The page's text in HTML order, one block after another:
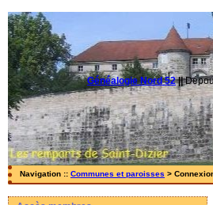
Généalogie Nord 52||
Navigation :: Communes et paroisses >